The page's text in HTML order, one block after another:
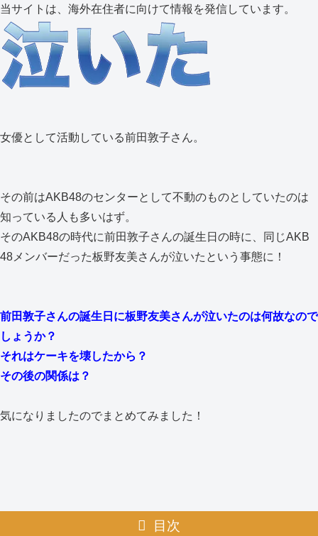
当サイトは、海外在住者に向けて情報を発信しています。
女優として活動している前田敦子さん。
その前はAKB48のセンターとして不動のものとしていたのは
知っている人も多いはず。
そのAKB48の時代に前田敦子さんの誕生日の時に、同じAKB
48メンバーだった板野友美さんが泣いたという事態に！
前田敦子さんの誕生日に板野友美さんが泣いたのは何故なので
しょうか？
それはケーキを壊したから？
その後の関係は？
気になりましたのでまとめてみました！
目次